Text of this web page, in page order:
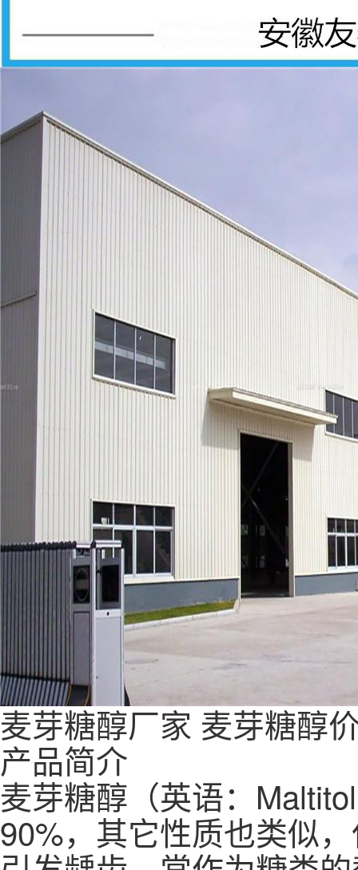
麦芽糖醇厂家 麦芽糖醇
产品简介
麦芽糖醇（英语：
90%，其它性质也类似